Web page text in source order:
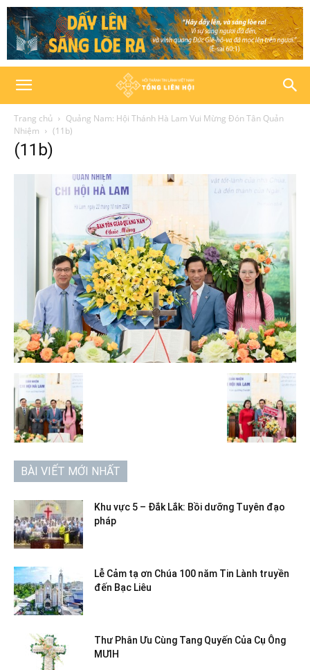
Trang chủ
Quảng Nam: Hội Thánh Hà Lam Vui Mừng Đón Tân Quản
Nhiệm
(11b)
(11b)
BÀI VIẾT MỚI NHẤT
Khu vực 5 – Đắk Lắk: Bồi dưỡng Tuyên đạo
pháp
Lễ Cảm tạ ơn Chúa 100 năm Tin Lành truyền
đến Bạc Liêu
Thư Phân Ưu Cùng Tang Quyến Của Cụ Ông
MƯIH